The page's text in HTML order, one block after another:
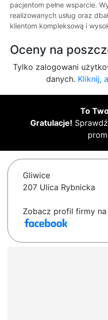
pacjentom pełne wsparcie.
realizowanych usług oraz
klientom kompleksową i
Oceny na
Tylko zalogowani
danych. Kliknij,
To
Gratulacje!
Gliwice
207 Ulica Rybnicka
Zobacz profil firmy na